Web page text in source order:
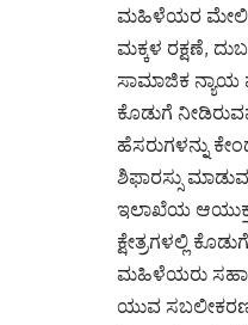
ಮಹಿಳೆಯರ ಮೇಲಿನ
ಮಕ್ಕಳ ರಕ್ಷಣೆ,
ಸಾಮಾಜಿಕ
ಕೊಡುಗೆ
ಹೆಸರುಗಳನ್ನು
ಶಿಫಾರಸ್ಸು
ಇಲಾಖೆಯ
ಕ್ಷೇತ್ರಗಳಲ್ಲಿ
ಮಹಿಳೆಯರು
ಯುವ ಸಬಲೀಕರಣ